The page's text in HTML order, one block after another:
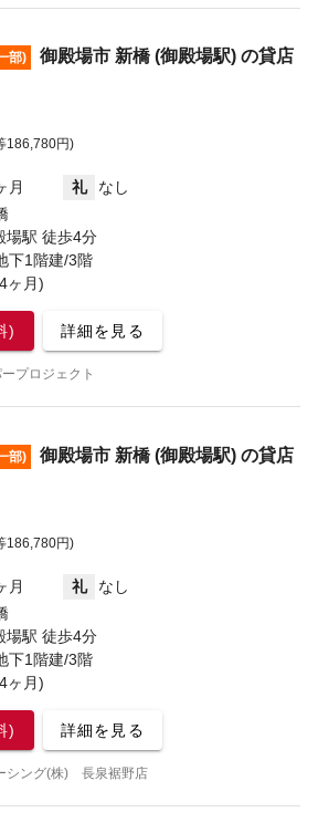
部)
御殿場市 新橋 (御殿場駅) の貸店
186,780円)
月 礼
なし
場駅 徒歩4分
下1階建/3階
ヶ月)
) 詳細を見る
プロジェクト
部)
御殿場市 新橋 (御殿場駅) の貸店
186,780円)
月 礼
なし
場駅 徒歩4分
下1階建/3階
ヶ月)
) 詳細を見る
シング(株) 長泉裾野店